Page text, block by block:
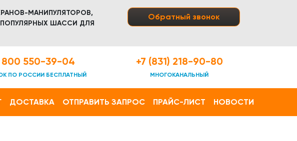
МАНИПУЛЯТОРОВ,
ШАССИ ДЛЯ
Обратный звонок
800 550-39-04
ПО РОССИИ БЕСПЛАТНЫЙ
+7 (831) 218-90-80
МНОГОКАНАЛЬНЫЙ
ДОСТАВКА ОТПРАВИТЬ ЗАПРОС ПРАЙС-ЛИСТ НОВОСТИ